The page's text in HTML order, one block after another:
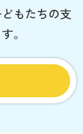
もたちの支
。